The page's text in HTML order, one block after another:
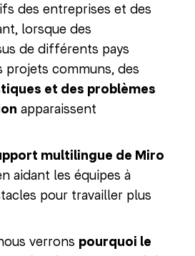
des entreprises et des
lorsque des
de différents pays
projets communs, des
et des problèmes
apparaissent
multilingue de Miro
aidant les équipes à
pour travailler plus
verrons pourquoi le